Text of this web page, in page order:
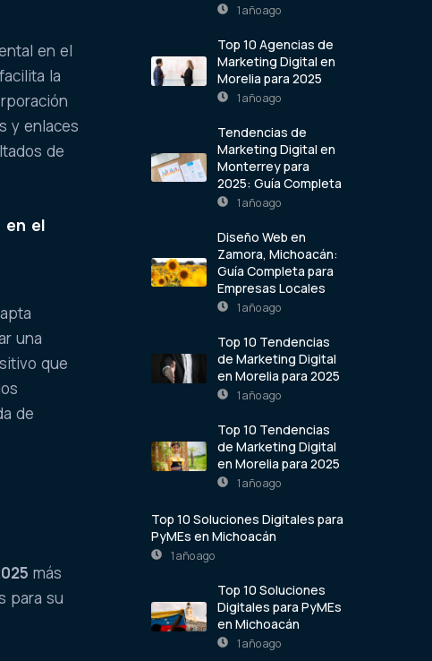
en el
la
y enlaces
de
en el
una
que
de
más
para su
1 año ago
Top 10 Agencias de
Marketing Digital en
Morelia para 2025
1 año ago
Tendencias de
Marketing Digital en
Monterrey para
2025: Guía Completa
1 año ago
Diseño Web en
Zamora, Michoacán:
Guía Completa para
Empresas Locales
1 año ago
Top 10 Tendencias
de Marketing Digital
en Morelia para 2025
1 año ago
Top 10 Tendencias
de Marketing Digital
en Morelia para 2025
1 año ago
Top 10 Soluciones Digitales para
PyMEs en Michoacán
1 año ago
Top 10 Soluciones
Digitales para PyMEs
en Michoacán
1 año ago